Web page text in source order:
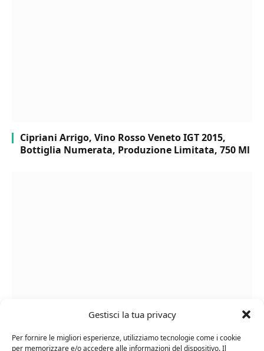
Gestisci la tua privacy
Per fornire le migliori esperienze, utilizziamo tecnologie come i cookie
per memorizzare e/o accedere alle informazioni del dispositivo. Il
Cipriani Arrigo, Vino Rosso Veneto IGT 2015,
Bottiglia Numerata, Produzione Limitata, 750 Ml
Chanson Pere & Fils – Chassagne Montrachet